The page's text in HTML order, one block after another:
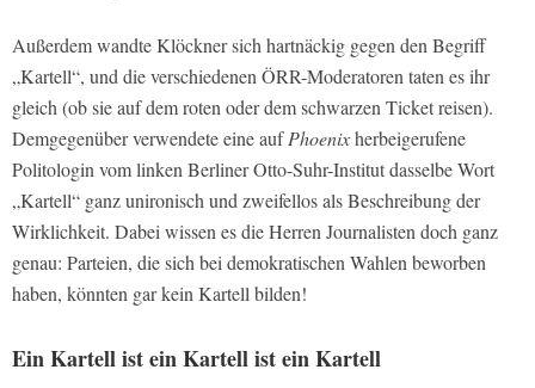
Außerdem wandte Klöckner sich hartnäckig gegen den Begriff
„Kartell“, und die verschiedenen ÖRR-Moderatoren taten es ihr
gleich (ob sie auf dem roten oder dem schwarzen Ticket reisen).
Demgegenüber verwendete eine aufPhoenixherbeigerufene
Politologin vom linken Berliner Otto-Suhr-Institut dasselbe Wort
„Kartell“ ganz unironisch und zweifellos als Beschreibung der
Wirklichkeit. Dabei wissen es die Herren Journalisten doch ganz
genau: Parteien, die sich bei demokratischen Wahlen beworben
haben, könnten gar kein Kartell bilden!
Ein Kartell ist ein Kartell ist ein Kartell